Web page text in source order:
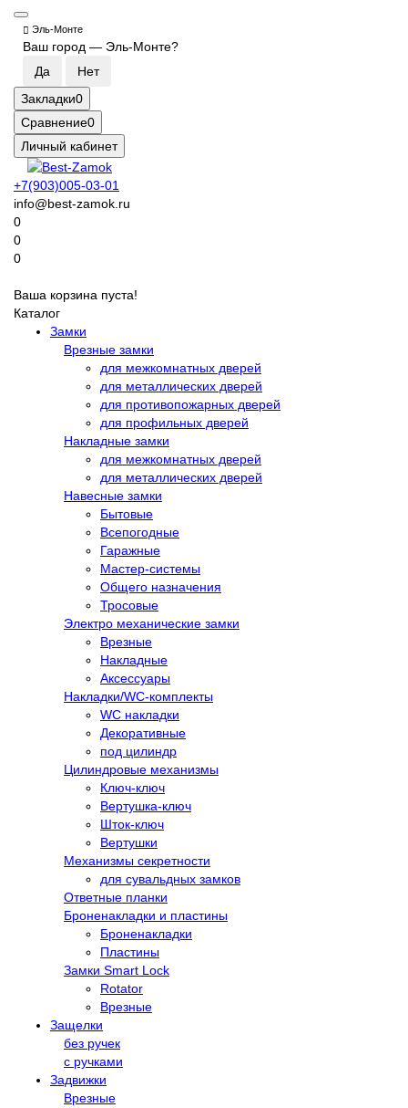
Эль-Монте
Ваш город — Эль-Монте?
Закладки0
Сравнение0
Личный кабинет
+7(903)005-03-01
info@best-zamok.ru
0
0
0
Ваша корзина пуста!
Каталог
Замки
Врезные замки
для межкомнатных дверей
для металлических дверей
для противопожарных дверей
для профильных дверей
Накладные замки
для межкомнатных дверей
для металлических дверей
Навесные замки
Бытовые
Всепогодные
Гаражные
Мастер-системы
Общего назначения
Тросовые
Электро механические замки
Врезные
Накладные
Аксессуары
Накладки/WC-комплекты
WC накладки
Декоративные
под цилиндр
Цилиндровые механизмы
Ключ-ключ
Вертушка-ключ
Шток-ключ
Вертушки
Механизмы секретности
для сувальдных замков
Ответные планки
Броненакладки и пластины
Броненакладки
Пластины
Замки Smart Lock
Rotator
Врезные
Защелки
без ручек
с ручками
Задвижки
Врезные